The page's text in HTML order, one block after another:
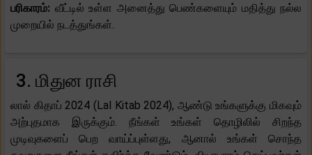
பரிகாரம்: வீட்டில் உள்ள அனைத்து பெண்களையும் மதித்து நல்ல
முறையில் நடத்துங்கள்.
3. மிதுன ராசி
லால் கிதாப் 2024 (Lal Kitab 2024), ஆண்டு உங்களுக்கு மிகவும்
அற்புதமாக இருக்கும். நீங்கள் உங்கள் தொழிலில் சிறந்த
முடிவுகளைப் பெற வாய்ப்புள்ளது, ஆனால் உங்கள் சொந்த